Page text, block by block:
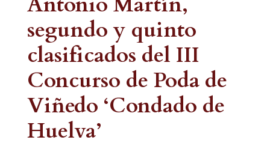
segundo y quinto
clasificados del III
Concurso de Poda de
Viñedo ‘Condado de
Huelva’